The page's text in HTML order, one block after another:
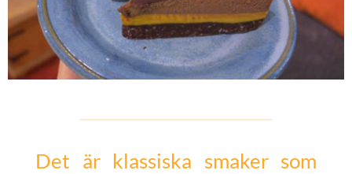
Det är klassiska smaker som